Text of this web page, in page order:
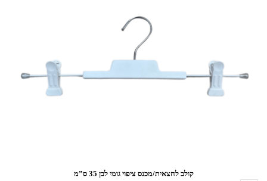
קולב לחצאית/מכנס ציפוי גומי לבן 35 ס”מ